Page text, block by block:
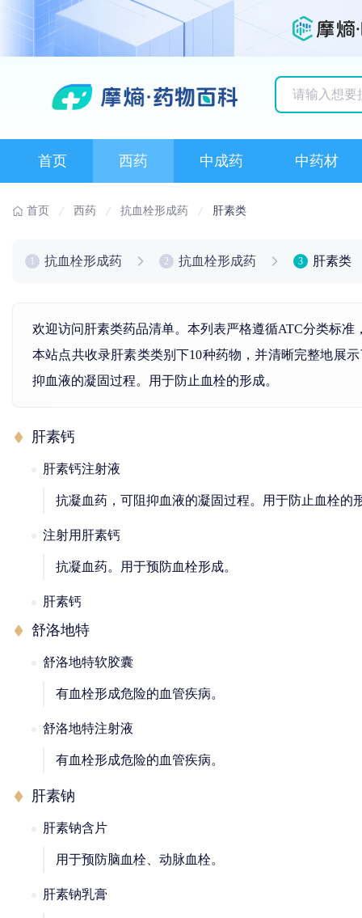
首页 西药 中成药 中药材
首页 西药 抗血栓形成药 肝素类
抗血栓形成药 2 抗血栓形成药 3 肝素类
欢迎访问肝素类药品清单。本列表严格遵循ATC分类标
本站点共收录肝素类类别下10种药物，并清晰完整地展
抑血液的凝固过程。用于防止血栓的形成。
肝素钙
肝素钙注射液
抗凝血药，可阻抑血液的凝固过程。用于防止血栓的
注射用肝素钙
抗凝血药。用于预防血栓形成。
肝素钙
舒洛地特
舒洛地特软胶囊
有血栓形成危险的血管疾病。
舒洛地特注射液
有血栓形成危险的血管疾病。
肝素钠
肝素钠含片
用于预防脑血栓、动脉血栓。
肝素钠乳膏